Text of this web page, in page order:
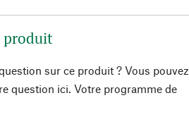
produit
sur ce produit ? Vous pouvez
question ici. Votre programme de